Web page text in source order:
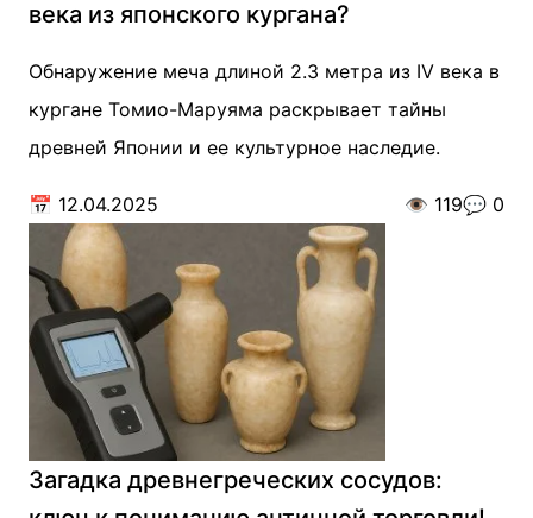
века из японского кургана?
Обнаружение меча длиной 2.3 метра из IV века в
кургане Томио-Маруяма раскрывает тайны
древней Японии и ее культурное наследие.
📅 12.04.2025 👁️ 119💬 0
Загадка древнегреческих сосудов: